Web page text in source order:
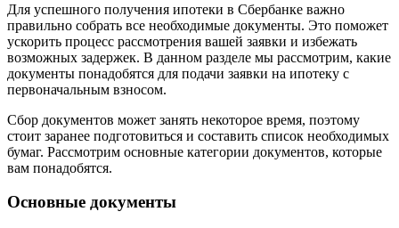
Для успешного получения ипотеки в Сбербанке важно
правильно собрать все необходимые документы. Это поможет
ускорить процесс рассмотрения вашей заявки и избежать
возможных задержек. В данном разделе мы рассмотрим, какие
документы понадобятся для подачи заявки на ипотеку с
первоначальным взносом.
Сбор документов может занять некоторое время, поэтому
стоит заранее подготовиться и составить список необходимых
бумаг. Рассмотрим основные категории документов, которые
вам понадобятся.
Основные документы